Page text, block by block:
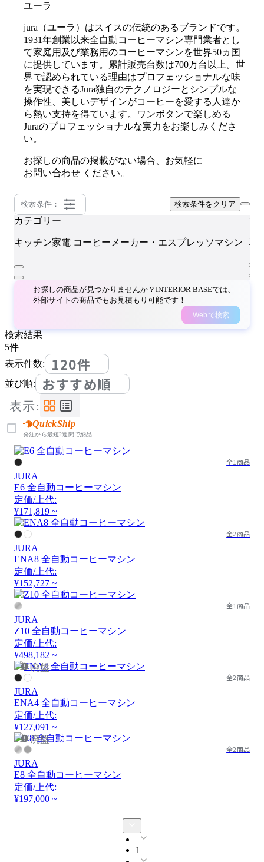
ユーラ
jura（ユーラ）はスイスの伝統のあるブランドです。
1931年創業以来全自動コーヒーマシン専門業者とし
て家庭用及び業務用のコーヒーマシンを世界50ヵ国
に提供しています。累計販売台数は700万台以上。世
界で認められている理由はプロフェッショナルな味
を実現できるJura独自のテクノロジーとシンプルな
操作性、美しいデザインがコーヒーを愛する人達か
ら熱い支持を得ています。ワンボタンで楽しめる
Juraのプロフェッショナルな実力をお楽しみくださ
い。
お探しの商品の掲載がない場合、お気軽に
お問い合わせ ください。
検索条件： 検索条件をクリア
カテゴリー
キッチン家電 コーヒーメーカー・エスプレッソマシン
ブ
お探しの商品が見つかりませんか？INTERIOR BASEでは、
外部サイトの商品でもお見積もり可能です！
Webで検索
検索結果
5件
表示件数:
120件
並び順: おすすめ順
表示:
QuickShip
発注から最短2週間で納品
全1商品
JURA
E6 全自動コーヒーマシン
定価/上代:
¥171,819 ~
全2商品
JURA
ENA8 全自動コーヒーマシン
定価/上代:
¥152,727 ~
全1商品
JURA
Z10 全自動コーヒーマシン
定価/上代:
¥498,182 ~
廃盤
全2商品
JURA
ENA4 全自動コーヒーマシン
定価/上代:
¥127,091 ~
廃盤
全2商品
JURA
E8 全自動コーヒーマシン
定価/上代:
¥197,000 ~
1